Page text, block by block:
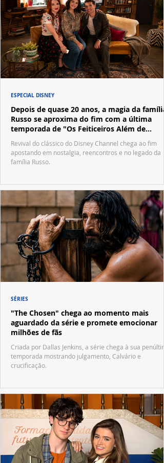
Depois de quase 20 anos, a magia da família
Russo se aproxima do fim com a última
temporada de "Os Feiticeiros Além de
Waverly Place"
Revival do clássico do Disney Channel chega ao fim
apostando em nostalgia, reencontros e no legado da
família Russo.
ESPECIAL DISNEY
"The Chosen" chega ao momento mais
aguardado da série e promete emocionar
milhões de fãs
Criada por Dallas Jenkins, a série chega à sua
temporada mostrando julgamento, Calvário e
crucificação.
SÉRIES